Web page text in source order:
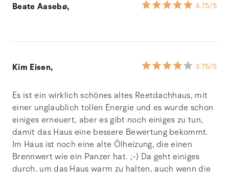
Beate Aasebø, 4.75/5
Kim Eisen, 3.75/5
Es ist ein wirklich schönes altes Reetdachhaus, mit
einer unglaublich tollen Energie und es wurde schon
einiges erneuert, aber es gibt noch einiges zu tun,
damit das Haus eine bessere Bewertung bekommt.
Im Haus ist noch eine alte Ölheizung, die einen
Brennwert wie ein Panzer hat. ;-) Da geht einiges
durch, um das Haus warm zu halten, auch wenn die